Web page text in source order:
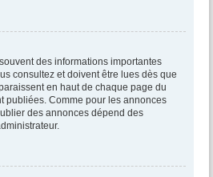
des informations importantes
consultez et doivent être lues dès que
en haut de chaque page du
publiées. Comme pour les annonces
des annonces dépend des